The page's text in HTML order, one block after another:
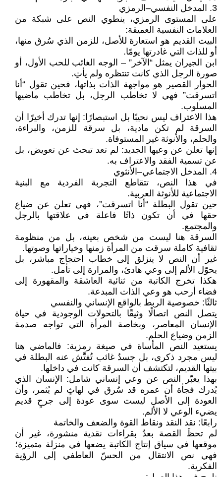
3. المدخل النفسي–الرمزي
على المستوى الرمزي، ينطوي النص على شبكة من
العلامات النفسية العميقة:
البيت القديم هو استعارة للأصل، للزمن الذي سُرق منها،
أو للذات التي غادرتها يومًا.
ابن الجيران يمثل “الآخر” – الوجه الغائب للحب الأول، أو
صورة الرجل الذي كانت تنتظره ولم يأتِ.
الحوار القصير هو مواجهة الذات بذاتها، فحين تقول “أنا
اتسرقت” فهي لا تخاطب الرجل، بل تخاطب ماضيها
المسلوب.
هذا الاعتراف ليس نحيبًا بل استبصارًا: إنها تدرك أخيرًا أن
السرقة لم تكن مادية، بل سرقة للزمن، والبراءة،
والحلم، والأنوثة غير المستوفاة.
إنها تعلن عن وعيها الجديد: لم تعد تبحث عن تعويض، بل
عن تسمية الفقد والاعتراف به.
4. المدخل الاجتماعي–الأنثوي
في هذا النص، تتقاطع التجربة الفردية مع البنية
الاجتماعية للأنوثة العربية.
حين تقول البطلة “أنا اتسرقت”، فهي تعلن عن ضياع
حقها في أن تكون ذاتًا فاعلة في علاقتها بالرجل
والمجتمع.
السرقة هنا ليست من شخص بعينه، بل من منظومة
ثقافية كاملة سرقت من المرأة زمنها وخياراتها وصوتها.
غير أن النص لا ينزلق إلى خطاب احتجاج مباشر، بل
يحوّل الألم إلى وعي هادئ، والمرارة إلى تأمل.
هكذا تخرج الكاتبة من ثنائية العاشقة والمقهورة إلى
فضاء أرحب هو وعي الذات المبدعة.
ثالثًا: خصوصية الربط بالواقع الإنساني والنفسي
يتصل النص اتصالًا وثيقًا بالتحولات الوجودية في حياة
الإنسان المعاصر، وبخاصة المرأة التي تواجه صدمة
الزمن وضياع الحلم.
يستعيد النص المأساة في صيغة رمزية: فالماضي هنا
ليس مجرد ذكرى، بل جسدٌ غائب تُفتَّش عنه البطلة في
بيتها القديم، لتكتشف أن السرقة كانت في داخلها.
بهذا يعبّر النص عن وعي إنساني شامل: الإنسان الذي
يُدرك فجأة أن عمره قد سُرق في لهاثٍ لم يُثمر، وأن
العودة إلى الأصل ليست سوى عودة إلى جرحٍ قديم
يضيء الوعي لا الألم.
رابعًا: نقد النقد ونقاط القوة والضعف والخاتمة
لم تحظَ القصة بعدُ بقراءات نقدية منشورة، غير أن
موقعها في سياق إنتاج الكاتبة يضعها في منزلة متميزة؛
فهي نص الانتقال من الحسّ العاطفي إلى الرؤية
الفكرية.